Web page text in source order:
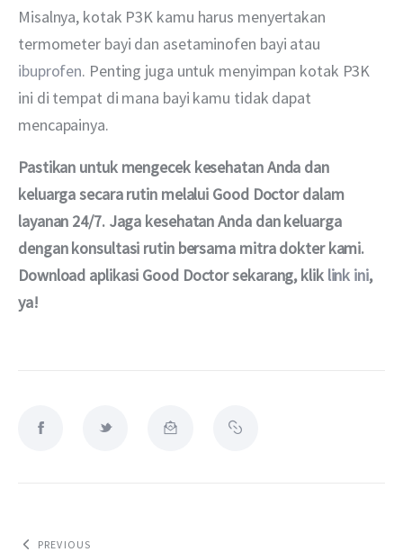
Misalnya, kotak P3K kamu harus menyertakan
termometer bayi dan asetaminofen bayi atau
ibuprofen. Penting juga untuk menyimpan kotak P3K
ini di tempat di mana bayi kamu tidak dapat
mencapainya.
Pastikan untuk mengecek kesehatan Anda dan
keluarga secara rutin melalui Good Doctor dalam
layanan 24/7. Jaga kesehatan Anda dan keluarga
dengan konsultasi rutin bersama mitra dokter kami.
Download aplikasi Good Doctor sekarang, klik link ini,
ya!
PREVIOUS